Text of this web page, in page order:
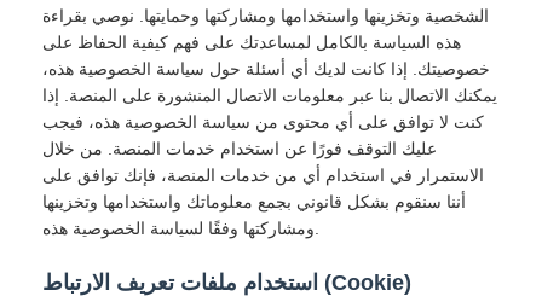
الشخصية وتخزينها واستخدامها ومشاركتها وحمايتها. نوصي بقراءة
هذه السياسة بالكامل لمساعدتك على فهم كيفية الحفاظ على
خصوصيتك. إذا كانت لديك أي أسئلة حول سياسة الخصوصية هذه،
يمكنك الاتصال بنا عبر معلومات الاتصال المنشورة على المنصة. إذا
كنت لا توافق على أي محتوى من سياسة الخصوصية هذه، فيجب
عليك التوقف فورًا عن استخدام خدمات المنصة. من خلال
الاستمرار في استخدام أي من خدمات المنصة، فإنك توافق على
أننا سنقوم بشكل قانوني بجمع معلوماتك واستخدامها وتخزينها
استخدام ملفات تعريف الارتباط (Cookie)